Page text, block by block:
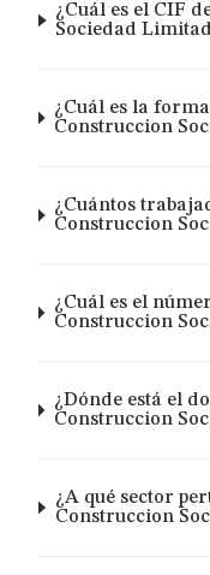
¿Cuál es el CIF
Sociedad
¿Cuál es la
Construccion
¿Cuántos
Construccion
¿Cuál es el
Construccion
¿Dónde está el
Construccion
¿A qué sector
Construccion